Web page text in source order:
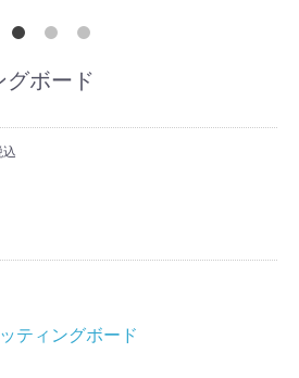
グボード
込
ティングボード